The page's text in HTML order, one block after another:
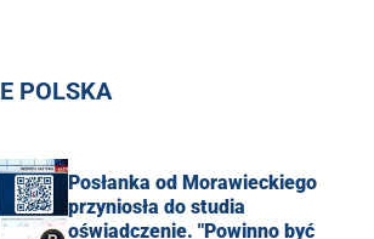
POLSKA
Posłanka od Morawieckiego
przyniosła do studia
oświadczenie. "Powinno być